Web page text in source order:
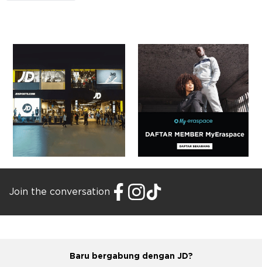
Join the conversation
Baru bergabung dengan JD?